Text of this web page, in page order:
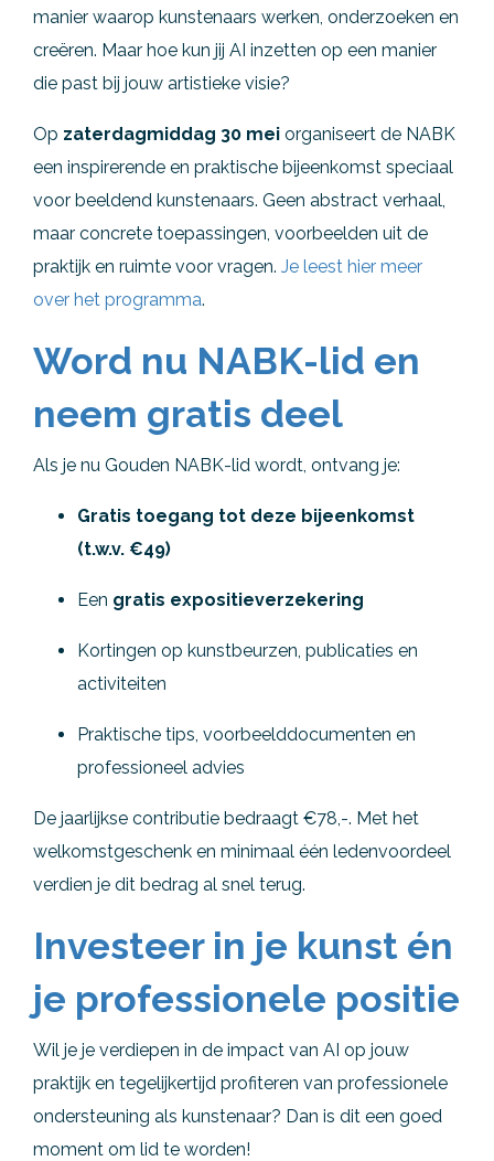
manier waarop kunstenaars werken, onderzoeken en
creëren. Maar hoe kun jij AI inzetten op een manier
die past bij jouw artistieke visie?
Op zaterdagmiddag 30 mei organiseert de NABK
een inspirerende en praktische bijeenkomst speciaal
voor beeldend kunstenaars. Geen abstract verhaal,
maar concrete toepassingen, voorbeelden uit de
praktijk en ruimte voor vragen. Je leest hier meer
over het programma.
Word nu NABK-lid en
neem gratis deel
Als je nu Gouden NABK-lid wordt, ontvang je:
Gratis toegang tot deze bijeenkomst
(t.w.v. €49)
Een gratis expositieverzekering
Kortingen op kunstbeurzen, publicaties en
activiteiten
Praktische tips, voorbeelddocumenten en
professioneel advies
De jaarlijkse contributie bedraagt €78,-. Met het
welkomstgeschenk en minimaal één ledenvoordeel
verdien je dit bedrag al snel terug.
Investeer in je kunst én
je professionele positie
Wil je je verdiepen in de impact van AI op jouw
praktijk en tegelijkertijd profiteren van professionele
ondersteuning als kunstenaar? Dan is dit een goed
moment om lid te worden!